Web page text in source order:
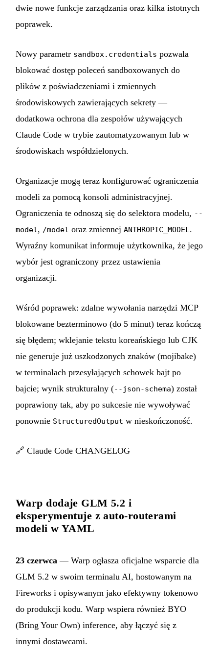
dwie nowe funkcje zarządzania oraz kilka istotnych
poprawek.
Nowy parametr sandbox.credentials pozwala
blokować dostęp poleceń sandboxowanych do
plików z poświadczeniami i zmiennych
środowiskowych zawierających sekrety —
dodatkowa ochrona dla zespołów używających
Claude Code w trybie zautomatyzowanym lub w
środowiskach współdzielonych.
Organizacje mogą teraz konfigurować ograniczenia
modeli za pomocą konsoli administracyjnej.
Ograniczenia te odnoszą się do selektora modelu, --
model , /model oraz zmiennej ANTHROPIC_MODEL .
Wyraźny komunikat informuje użytkownika, że jego
wybór jest ograniczony przez ustawienia
organizacji.
Wśród poprawek: zdalne wywołania narzędzi MCP
blokowane bezterminowo (do 5 minut) teraz kończą
się błędem; wklejanie tekstu koreańskiego lub CJK
nie generuje już uszkodzonych znaków (mojibake)
w terminalach przesyłających schowek bajt po
bajcie; wynik strukturalny (--json-schema) został
poprawiony tak, aby po sukcesie nie wywoływać
ponownie StructuredOutput w nieskończoność.
🔗 Claude Code CHANGELOG
Warp dodaje GLM 5.2 i
eksperymentuje z auto-routerami
modeli w YAML
23 czerwca — Warp ogłasza oficjalne wsparcie dla
GLM 5.2 w swoim terminalu AI, hostowanym na
Fireworks i opisywanym jako efektywny tokenowo
do produkcji kodu. Warp wspiera również BYO
(Bring Your Own) inference, aby łączyć się z
innymi dostawcami.